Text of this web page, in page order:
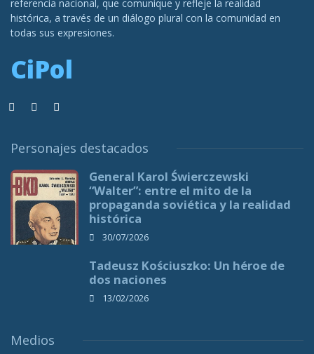
referencia nacional, que comunique y refleje la realidad
histórica, a través de un diálogo plural con la comunidad en
todas sus expresiones.
CiPol
Personajes destacados
General Karol Świerczewski
“Walter”: entre el mito de la
propaganda soviética y la realidad
histórica
30/07/2026
Tadeusz Kościuszko: Un héroe de
dos naciones
13/02/2026
Medios